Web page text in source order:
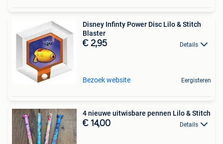
Disney Infinty Power Disc Lilo & Stitch
Blaster
€ 2,95 Details
Bezoek website Eergisteren
4 nieuwe uitwisbare pennen Lilo & Stitch
€ 14,00 Details